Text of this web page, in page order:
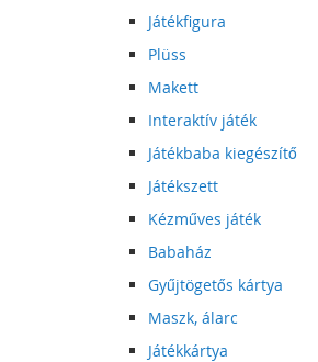
Játékfigura
Plüss
Makett
Interaktív játék
Játékbaba kiegészítő
Játékszett
Kézműves játék
Babaház
Gyűjtögetős kártya
Maszk, álarc
Játékkártya